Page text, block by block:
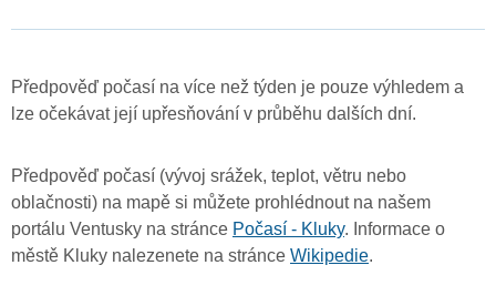
Předpověď počasí na více než týden je pouze výhledem a
lze očekávat její upřesňování v průběhu dalších dní.
Předpověď počasí (vývoj srážek, teplot, větru nebo
oblačnosti) na mapě si můžete prohlédnout na našem
portálu Ventusky na stránce Počasí - Kluky. Informace o
městě Kluky nalezenete na stránce Wikipedie.